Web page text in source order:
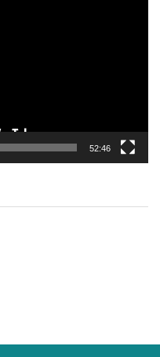
52:46